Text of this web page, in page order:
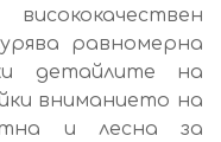
равномерна
детайлите на
вниманието на
и лесна за